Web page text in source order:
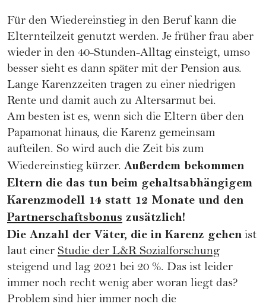
Für den Wiedereinstieg in den Beruf kann die
Elternteilzeit genutzt werden. Je früher frau aber
wieder in den 40-Stunden-Alltag einsteigt, umso
besser sieht es dann später mit der Pension aus.
Lange Karenzzeiten tragen zu einer niedrigen
Rente und damit auch zu Altersarmut bei.
Am besten ist es, wenn sich die Eltern über den
Papamonat hinaus, die Karenz gemeinsam
aufteilen. So wird auch die Zeit bis zum
Wiedereinstieg kürzer. Außerdem bekommen
Eltern die das tun beim gehaltsabhängigem
Karenzmodell 14 statt 12 Monate und den
Partnerschaftsbonus zusätzlich!
Die Anzahl der Väter, die in Karenz gehen ist
laut einer Studie der L&R Sozialforschung
steigend und lag 2021 bei 20 %. Das ist leider
immer noch recht wenig aber woran liegt das?
Problem sind hier immer noch die